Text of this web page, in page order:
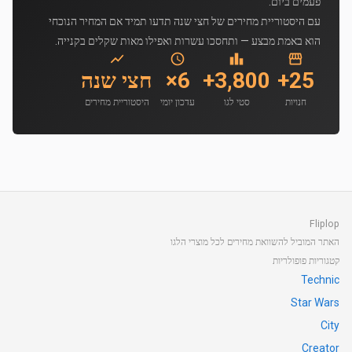
עם היסטוריית מחירים של חצי שנה תדעו תמיד אם המחיר הנוכחי
הוא באמת מבצע — ותחסכו עשרות ואפילו מאות שקלים בקנייה.
25+
חנויות
3,800+
סטי לגו
6×
עדכון יומי
חצי שנה
היסטוריית מחירים
Fliplop
האתר המוביל להשוואת מחירים לכל מוצרי הלגו
קטגוריות פופולריות
Technic
Star Wars
City
Creator